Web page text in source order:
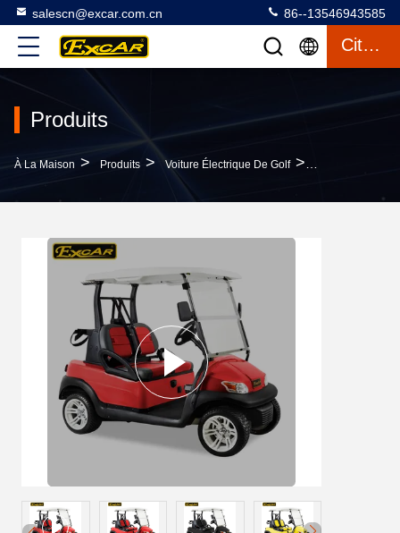
salescn@excar.com.cn 86--13546943585
Citation
Produits
À La Maison > Produits > Voiture Électrique De Golf >